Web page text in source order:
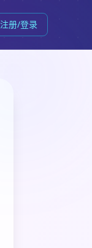
注册/登录